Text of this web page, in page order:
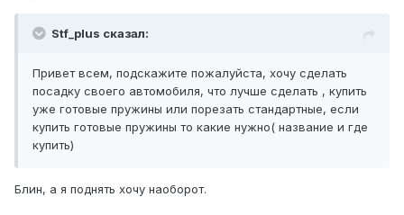
Stf_plus сказал:
Привет всем, подскажите пожалуйста, хочу сделать
посадку своего автомобиля, что лучше сделать , купить
уже готовые пружины или порезать стандартные, если
купить готовые пружины то какие нужно( название и где
купить)
Блин, а я поднять хочу наоборот.